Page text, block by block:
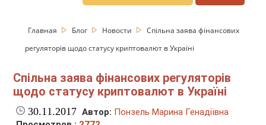
Главная Блог Новости
Спільна заява фінансових
регуляторів щодо статусу криптовалют в Україні
Спільна заява фінансових регуляторів
щодо статусу криптовалют в Україні
30.11.2017 Автор: Понзель Марина Генадіївна